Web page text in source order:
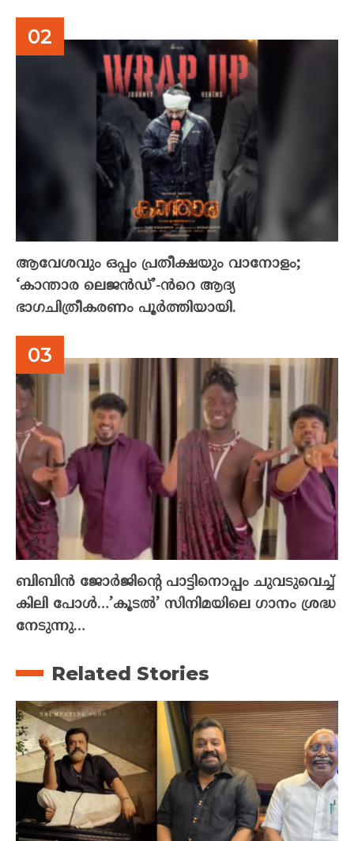
ആവേശവും ഒപ്പം പ്രതീക്ഷയും വാനോളം;
‘കാന്താര ലെജൻഡ്’-ൻറെ ആദ്യ
ഭാഗചിത്രീകരണം പൂർത്തിയായി.
ബിബിൻ ജോർജിന്റെ പാട്ടിനൊപ്പം ചുവടുവെച്ച്
കിലി പോൾ…’കൂടൽ’ സിനിമയിലെ ഗാനം ശ്രദ്ധ
നേടുന്നു…
Related Stories